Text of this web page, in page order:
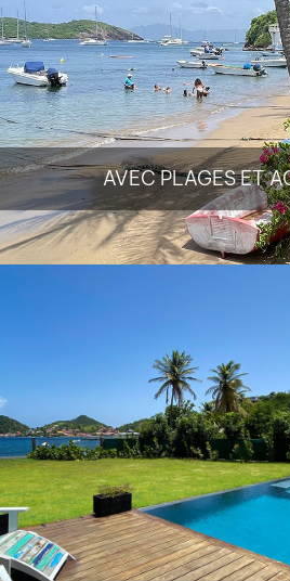
AVEC PLAGES ET